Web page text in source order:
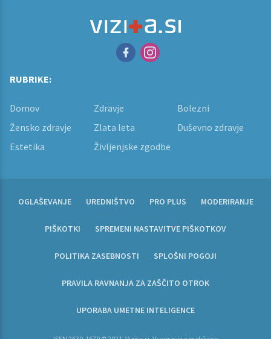
RUBRIKE:
Domov Zdravje
Bolezni
Žensko zdravje
Zlata leta
Duševno zdravje
Estetika
Življenjske zgodbe
OGLAŠEVANJE UREDNIŠTVO PRO PLUS MODERIRANJE
PIŠKOTKI SPREMENI NASTAVITVE PIŠKOTKOV
POLITIKA ZASEBNOSTI SPLOŠNI POGOJI
PRAVILA RAVNANJA ZA ZAŠČITO OTROK
UPORABA UMETNE INTELIGENCE